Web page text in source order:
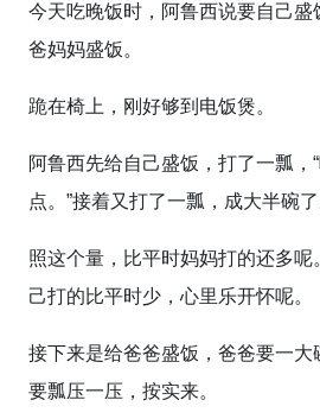
今天吃晚饭时，阿鲁西说要自己盛
爸妈妈盛饭。
跪在椅上，刚好够到电饭煲。
阿鲁西先给自己盛饭，打了一瓢，
点。”接着又打了一瓢，成大半碗了
照这个量，比平时妈妈打的还多呢
己打的比平时少，心里乐开怀呢。
接下来是给爸爸盛饭，爸爸要一
要瓢压一压，按实来。